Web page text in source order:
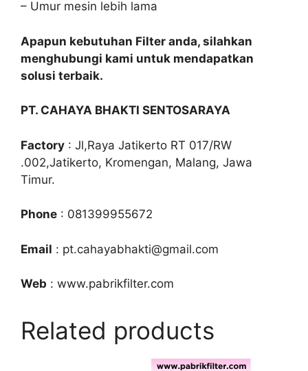
– Umur mesin lebih lama
Apapun kebutuhan Filter anda, silahkan
menghubungi kami untuk mendapatkan
solusi terbaik.
PT. CAHAYA BHAKTI SENTOSARAYA
Factory : Jl,Raya Jatikerto RT 017/RW
.002,Jatikerto, Kromengan, Malang, Jawa
Timur.
Phone : 081399955672
Email : pt.cahayabhakti@gmail.com
Web : www.pabrikfilter.com
Related products